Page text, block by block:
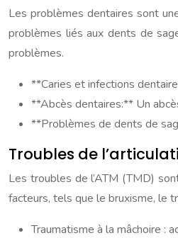
Les problèmes dentaires sont
problèmes liés aux dents de
problèmes.
**Caries et infections
**Abcès dentaires:** Un
**Problèmes de dents de
Troubles de
Les troubles de l’ATM (TMD)
facteurs, tels que le bruxisme, le
Traumatisme à la mâchoire :